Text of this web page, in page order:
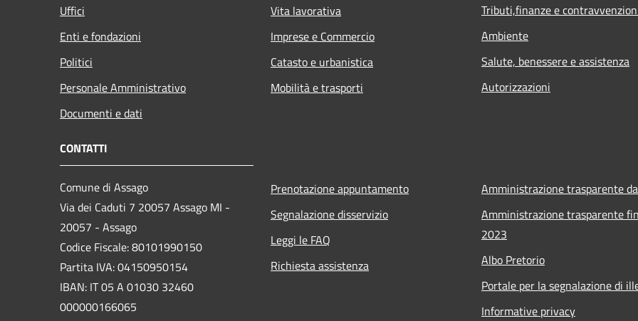
Uffici
Enti e fondazioni
Politici
Personale Amministrativo
Documenti e dati
Vita lavorativa
Imprese e Commercio
Catasto e urbanistica
Mobilità e trasporti
Tributi,finanze e
Ambiente
Salute, benessere e assistenza
Autorizzazioni
CONTATTI
Comune di Assago
Via dei Caduti 7 20057 Assago MI -
20057 - Assago
Codice Fiscale: 80101990150
Partita IVA: 04150950154
IBAN: IT 05 A 01030 32460
000000166065
Prenotazione appuntamento
Segnalazione disservizio
Leggi le FAQ
Richiesta assistenza
Amministrazione trasparente
Amministrazione trasparente
2023
Albo Pretorio
Portale per la segnalazione di
Informative privacy